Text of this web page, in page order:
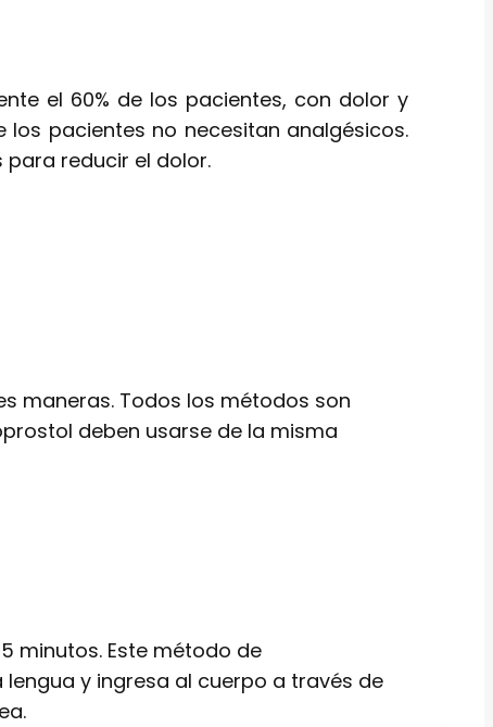
el 60% de los pacientes, con dolor y
pacientes no necesitan analgésicos.
reducir el dolor.
maneras. Todos los métodos son
deben usarse de la misma
minutos. Este método de
y ingresa al cuerpo a través de